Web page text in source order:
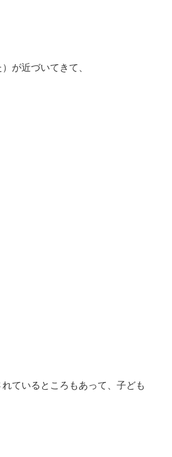
が近づいてきて、
ているところもあって、子ども